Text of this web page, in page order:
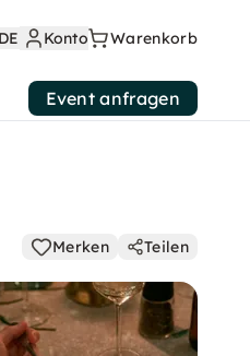
DE Konto Warenkorb
Event anfragen
Merken Teilen